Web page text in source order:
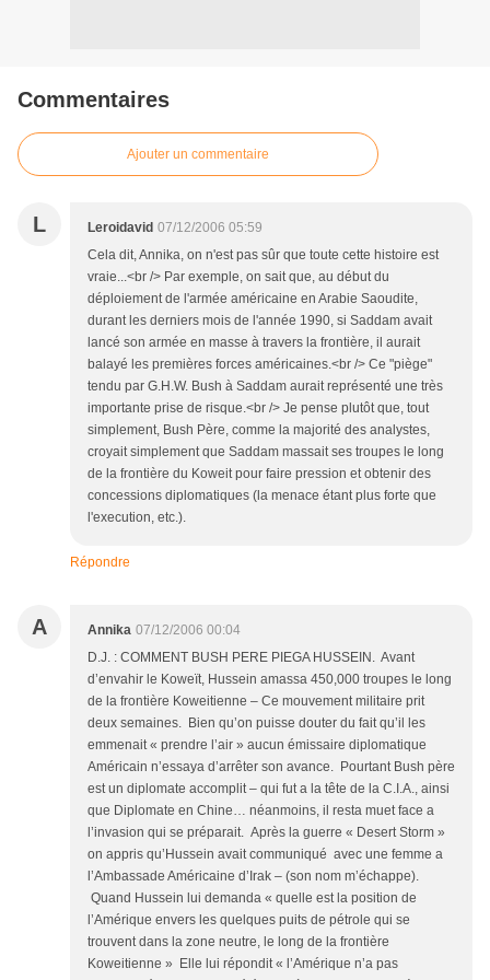
Commentaires
Ajouter un commentaire
L Leroidavid 07/12/2006 05:59
Cela dit, Annika, on n'est pas sûr que toute cette histoire est
vraie...<br /> Par exemple, on sait que, au début du
déploiement de l'armée américaine en Arabie Saoudite,
durant les derniers mois de l'année 1990, si Saddam avait
lancé son armée en masse à travers la frontière, il aurait
balayé les premières forces américaines.<br /> Ce "piège"
tendu par G.H.W. Bush à Saddam aurait représenté une très
importante prise de risque.<br /> Je pense plutôt que, tout
simplement, Bush Père, comme la majorité des analystes,
croyait simplement que Saddam massait ses troupes le long
de la frontière du Koweit pour faire pression et obtenir des
concessions diplomatiques (la menace étant plus forte que
l'execution, etc.).
Répondre
A Annika 07/12/2006 00:04
D.J. : COMMENT BUSH PERE PIEGA HUSSEIN. Avant
d’envahir le Koweït, Hussein amassa 450,000 troupes le long
de la frontière Koweitienne – Ce mouvement militaire prit
deux semaines. Bien qu’on puisse douter du fait qu’il les
emmenait « prendre l’air » aucun émissaire diplomatique
Américain n’essaya d’arrêter son avance. Pourtant Bush père
est un diplomate accomplit – qui fut a la tête de la C.I.A., ainsi
que Diplomate en Chine… néanmoins, il resta muet face a
l’invasion qui se préparait. Après la guerre « Desert Storm »
on appris qu’Hussein avait communiqué avec une femme a
l’Ambassade Américaine d’Irak – (son nom m’échappe).
Quand Hussein lui demanda « quelle est la position de
l’Amérique envers les quelques puits de pétrole qui se
trouvent dans la zone neutre, le long de la frontière
Koweitienne » Elle lui répondit « l’Amérique n’a pas